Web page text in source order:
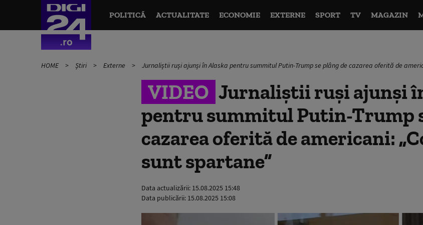
POLITICĂ ACTUALITATE ECONOMIE EXTERNE SPORT TV MAGAZIN
HOME Știri Externe Jurnaliștii ruși ajunși în Alaska pentru summitul Putin-Trump se plâng de cazarea oferită de
VIDEO Jurnaliștii ruși ajunși
pentru summitul Putin-Trump
cazarea oferită de americani:
sunt spartane”
Data actualizării: 15.08.2025 15:48
Data publicării: 15.08.2025 15:08